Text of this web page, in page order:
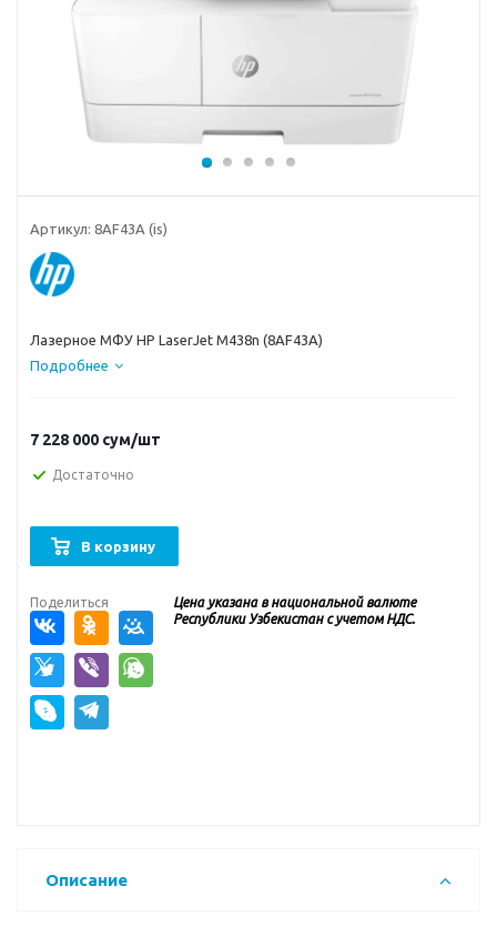
Артикул: 8AF43A (is)
Лазерное МФУ HP LaserJet M438n (8AF43A)
Подробнее
7 228 000 сум/шт
Достаточно
В корзину
Поделиться
Цена указана в национальной валюте
Республики Узбекистан с учетом НДС.
Описание